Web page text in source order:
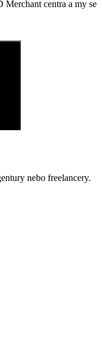
Merchant centra a my se
nebo freelancery.